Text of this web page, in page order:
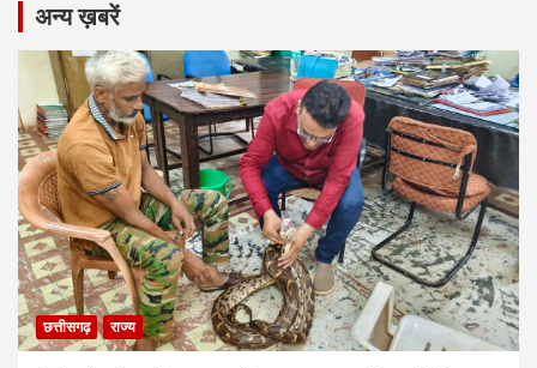
अन्य ख़बरें
छत्तीसगढ़ राज्य